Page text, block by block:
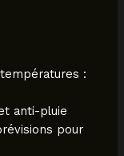
:
anti-pluie
pour